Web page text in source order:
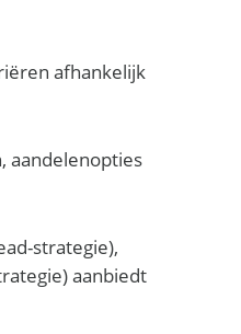
afhankelijk
aandelenopties
strategie),
aanbiedt